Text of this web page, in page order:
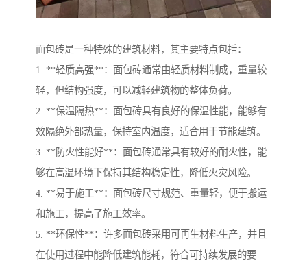
面包砖是一种特殊的建筑材料，其主要特点包括：
1. **轻质高强**：面包砖通常由轻质材料制成，重量较
轻，但结构强度，可以减轻建筑物的整体负荷。
2. **保温隔热**：面包砖具有良好的保温性能，能够有
效隔绝外部热量，保持室内温度，适合用于节能建筑。
3. **防火性能好**：面包砖通常具有较好的耐火性，能
够在高温环境下保持其结构稳定性，降低火灾风险。
4. **易于施工**：面包砖尺寸规范、重量轻，便于搬运
和施工，提高了施工效率。
5. **环保性**：许多面包砖采用可再生材料生产，并且
在使用过程中能降低建筑能耗，符合可持续发展的要